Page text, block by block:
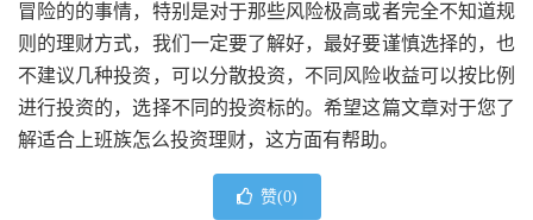
冒险的的事情，特别是对于那些风险极高或者完全不知道规
则的理财方式，我们一定要了解好，最好要谨慎选择的，也
不建议几种投资，可以分散投资，不同风险收益可以按比例
进行投资的，选择不同的投资标的。希望这篇文章对于您了
解适合上班族怎么投资理财，这方面有帮助。
赞(0)